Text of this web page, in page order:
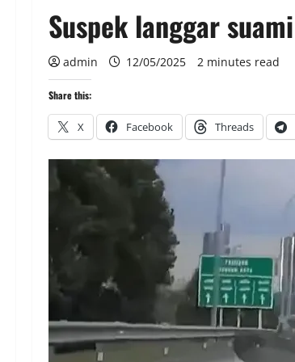
Suspek langgar
admin 12/05/2025 2 minutes read
Share this:
X Facebook Threads